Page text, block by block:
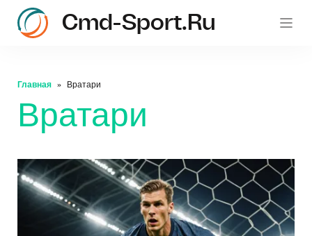
Cmd-Sport.ru
Главная Вратари
Вратари